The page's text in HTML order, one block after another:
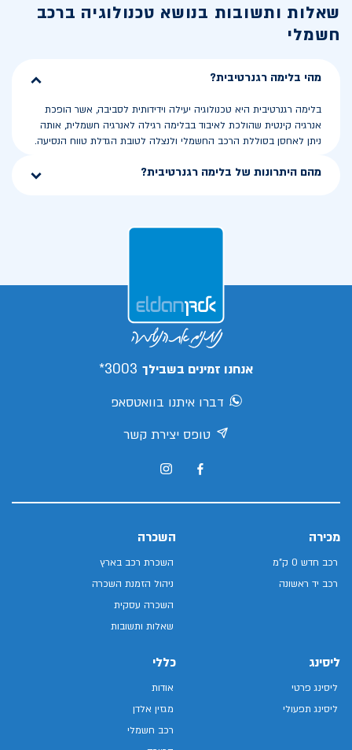
שאלות ותשובות בנושא טכנולוגיה ברכב
חשמלי
מהי בלימה רגנרטיבית?
בלימה רגנרטיבית היא טכנולוגיה יעילה וידידותית לסביבה, אשר הופכת
אנרגיה קינטית שהולכת לאיבוד בבלימה רגילה לאנרגיה חשמלית, אותה
ניתן לאחסן בסוללת הרכב החשמלי ולנצלה לטובת הגדלת טווח הנסיעה.
מהם היתרונות של בלימה רגנרטיבית?
אנחנו זמינים בשבילך 3003*
דברו איתנו בוואטסאפ
טופס יצירת קשר
מכירה
רכב חדש 0 ק"מ
רכב יד ראשונה
השכרה
השכרת רכב בארץ
ניהול הזמנת השכרה
השכרה עסקית
שאלות ותשובות
ליסינג
ליסינג פרטי
ליסינג תפעולי
כללי
אודות
מגזין אלדן
רכב חשמלי